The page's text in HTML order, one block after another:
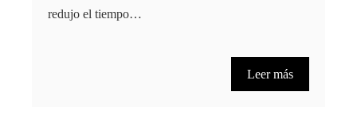
redujo el tiempo…
Leer más